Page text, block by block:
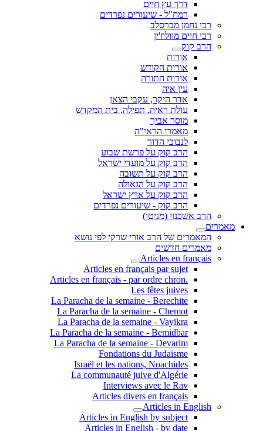
דרך עץ חיים
רמח"ל - שיעורים נפרדים
רבי נחמן מברסלב
רבי חיים מוולוז'ין
הרב קוק
אורות
אורות הקודש
אורות התורה
עין איה
אדר היקר, עקבי הצאן
עולת ראיה, תפילה, בית המקדש
מוסר אביך
מאמרי הראי"ה
לנבוכי הדור
הרב קוק על פרשת שבוע
הרב קוק על מועדי ישראל
הרב קוק על תשובה
הרב קוק על הגאולה
הרב קוק על ארץ ישראל
הרב קוק - שיעורים נפרדים
הרב אשכנזי (מניטו)
מאמרים
המאמרים של הרב אורי שרקי לפי נושא
מאמרים חדשים
Articles en français
Articles en français par sujet
.Articles en français - par ordre chron
Les fêtes juives
La Paracha de la semaine - Berechite
La Paracha de la semaine - Chemot
La Paracha de la semaine - Vayikra
La Paracha de la semaine - Bemidbar
La Paracha de la semaine - Devarim
Fondations du Judaisme
Israël et les nations, Noachides
La communauté juive d'Algérie
Interviews avec le Rav
Articles divers en français
Articles in English
Articles in English by subject
Articles in English - by date